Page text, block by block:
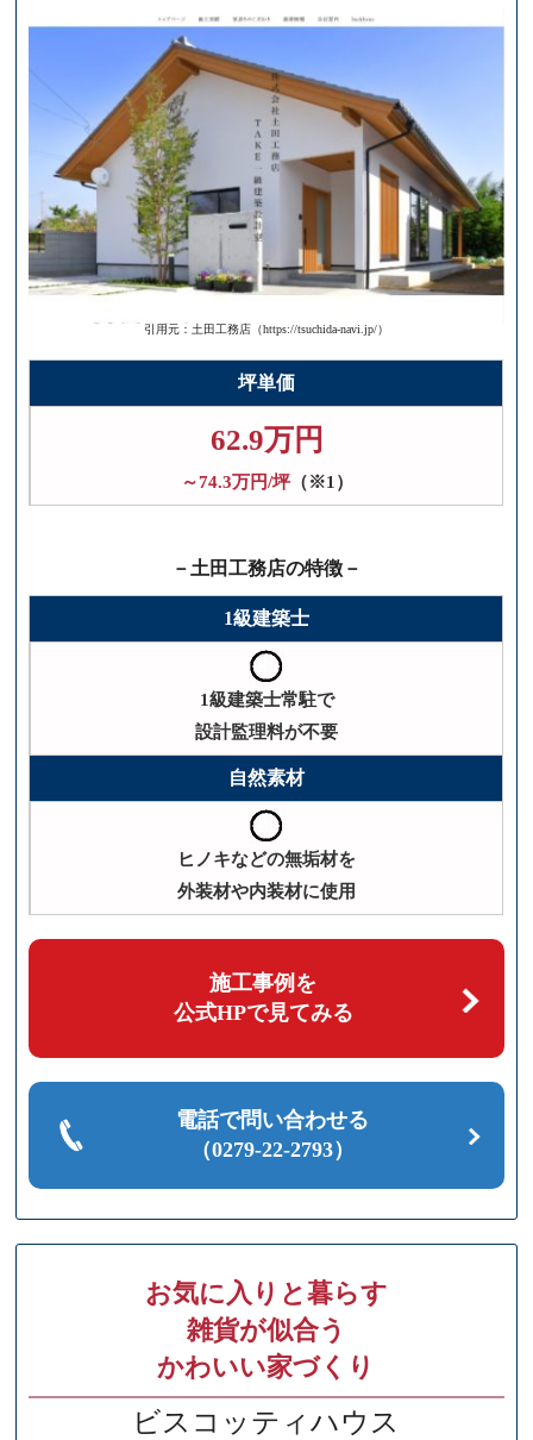
引用元：土田工務店（https://tsuchida-navi.jp/）
坪単価
62.9万円
～74.3万円/坪（※1）
－土田工務店の特徴－
1級建築士
1級建築士常駐で
設計監理料が不要
自然素材
ヒノキなどの無垢材を
外装材や内装材に使用
施工事例を
公式HPで見てみる
電話で問い合わせる
（0279-22-2793）
お気に入りと暮らす
雑貨が似合う
かわいい家づくり
ビスコッティハウス